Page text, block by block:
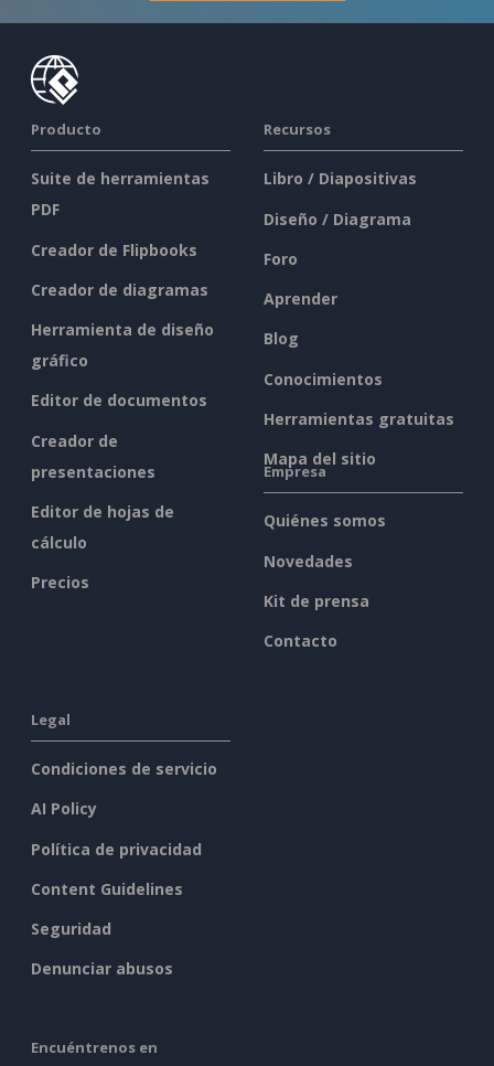
Producto
Suite de herramientas
PDF
Creador de Flipbooks
Creador de diagramas
Herramienta de diseño
gráfico
Editor de documentos
Creador de
presentaciones
Editor de hojas de
cálculo
Precios
Recursos
Libro / Diapositivas
Diseño / Diagrama
Foro
Aprender
Blog
Conocimientos
Herramientas gratuitas
Mapa del sitio
Empresa
Quiénes somos
Novedades
Kit de prensa
Contacto
Legal
Condiciones de servicio
AI Policy
Política de privacidad
Content Guidelines
Seguridad
Denunciar abusos
Encuéntrenos en